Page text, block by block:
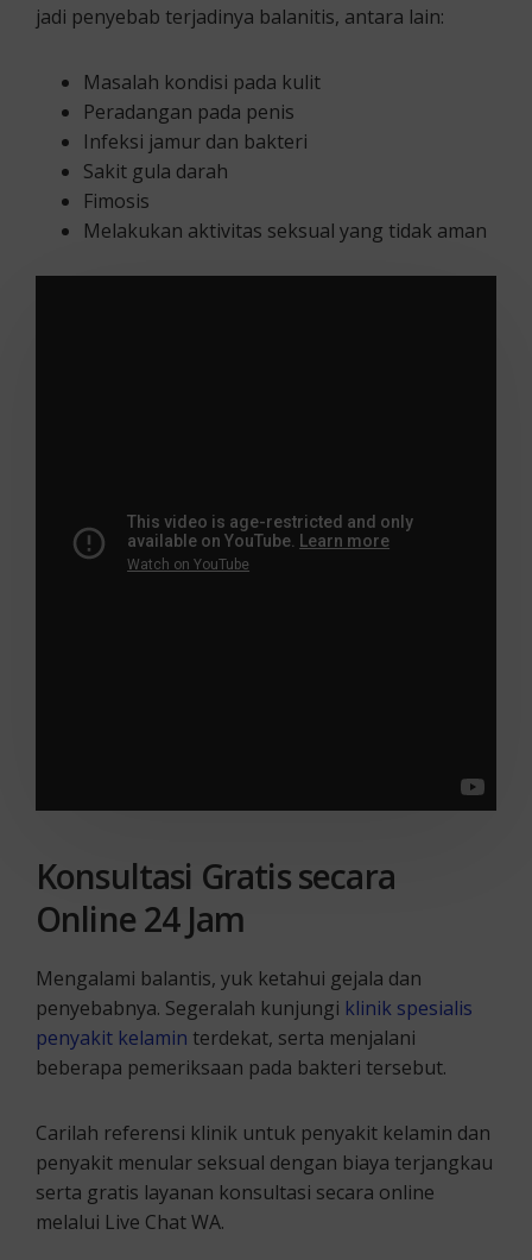
jadi penyebab terjadinya balanitis, antara lain:
Masalah kondisi pada kulit
Peradangan pada penis
Infeksi jamur dan bakteri
Sakit gula darah
Fimosis
Melakukan aktivitas seksual yang tidak aman
Konsultasi Gratis secara
Online 24 Jam
Mengalami balantis, yuk ketahui gejala dan
penyebabnya. Segeralah kunjungi klinik spesialis
penyakit kelamin terdekat, serta menjalani
beberapa pemeriksaan pada bakteri tersebut.
Carilah referensi klinik untuk penyakit kelamin dan
penyakit menular seksual dengan biaya terjangkau
serta gratis layanan konsultasi secara online
melalui Live Chat WA.